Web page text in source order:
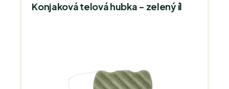
Konjaková telová hubka - zelený íl